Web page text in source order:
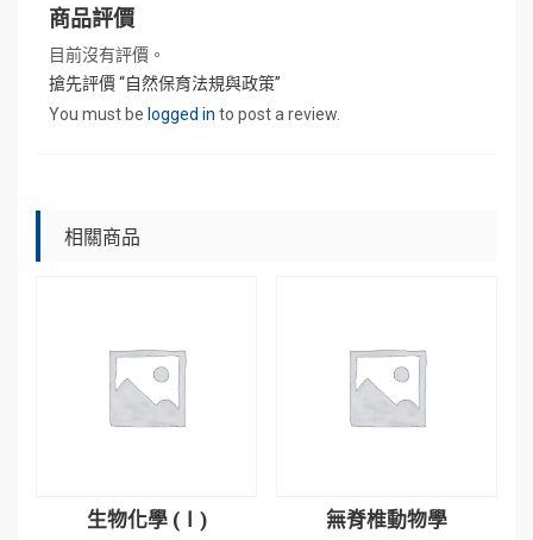
數商品評價
目前沒有評價。
搶先評價 “自然保育法規與政策”
You must be logged in to post a review.
相關商品
生物化學 (Ⅰ) 無脊椎動物學